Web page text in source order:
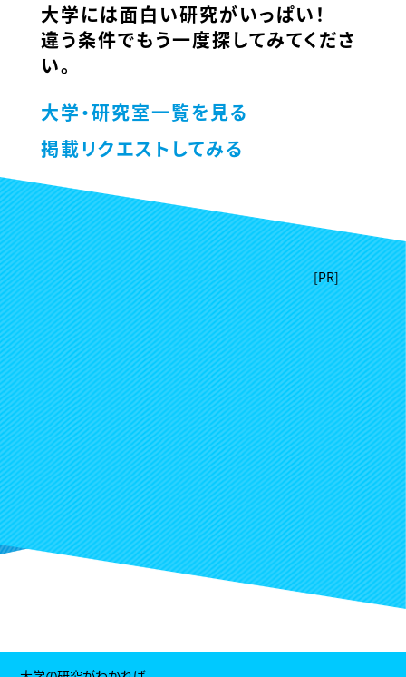
大学には面白い研究がいっぱい！
違う条件でもう一度探してみてくださ
い。
大学・研究室一覧を見る
掲載リクエストしてみる